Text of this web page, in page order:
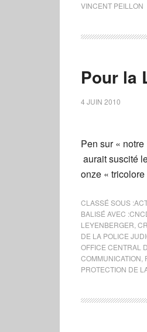
VINCENT PEILLON
Pour la
4 JUIN 2010
Pen sur «
aurait suscité
onze «
CLASSÉ SOUS :
BALISÉ AVEC :
LEYENBERGER
DE LA POLICE
OFFICE CENTRAL
COMMUNICATION
PROTECTION DE